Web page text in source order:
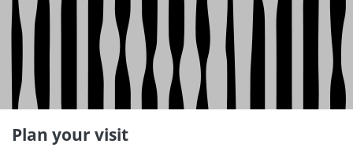
Plan your visit